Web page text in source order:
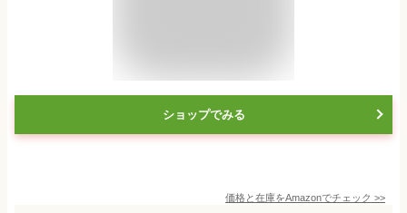
ショップでみる
価格と在庫をAmazonでチェック >>